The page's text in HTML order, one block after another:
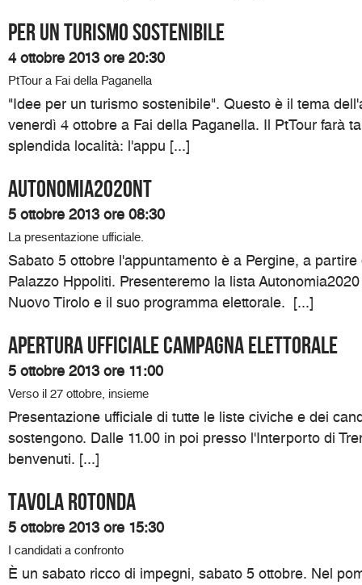
Per un turismo sostenibile
4 ottobre 2013 ore 20:30
PtTour a Fai della Paganella
"Idee per un turismo sostenibile". Questo è il tema
venerdì 4 ottobre a Fai della Paganella. Il PtTour farà
splendida località: l'appu [...]
Autonomia2020NT
5 ottobre 2013 ore 08:30
La presentazione ufficiale.
Sabato 5 ottobre l'appuntamento è a Pergine, a
Palazzo Hppoliti. Presenteremo la lista
Nuovo Tirolo e il suo programma elettorale. [...]
Apertura ufficiale campagna elettorale
5 ottobre 2013 ore 11:00
Verso il 27 ottobre, insieme
Presentazione ufficiale di tutte le liste civiche e dei
sostengono. Dalle 11.00 in poi presso l'Interporto di
benvenuti. [...]
Tavola rotonda
5 ottobre 2013 ore 15:30
I candidati a confronto
È un sabato ricco di impegni, sabato 5 ottobre. Nel